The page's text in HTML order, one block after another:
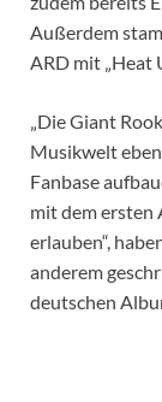
Außerdem
ARD mit „Heat
„Die Giant
Musikwelt
Fanbase
mit dem ersten
erlauben“,
anderem
deutschen